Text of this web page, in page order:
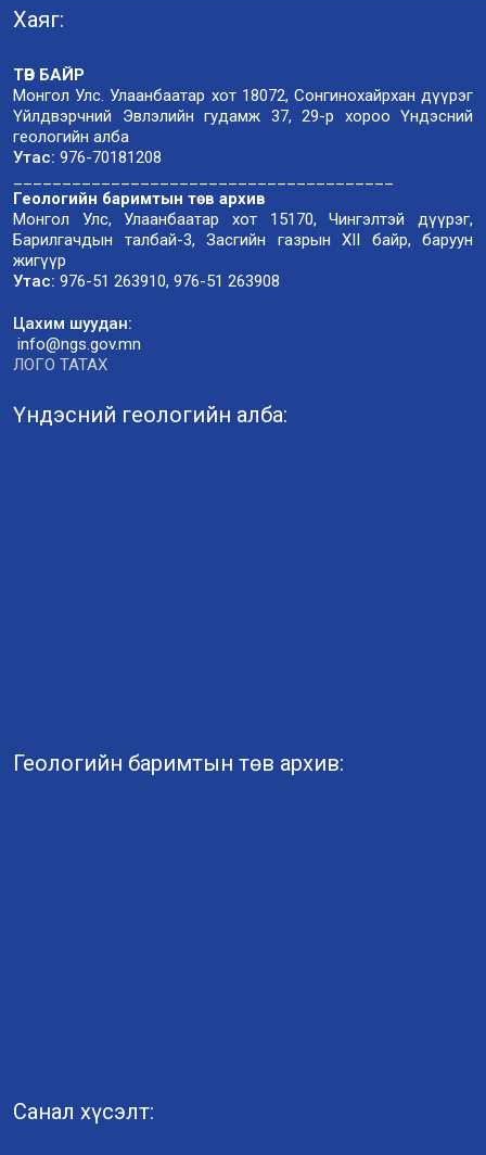
Хаяг:
ТӨВ БАЙР
Монгол Улс. Улаанбаатар хот 18072, Сонгинохайрхан дүүрэг
Үйлдвэрчний Эвлэлийн гудамж 37, 29-р хороо Үндэсний
геологийн алба
Утас: 976-70181208
Геологийн баримтын төв архив
Монгол Улс, Улаанбаатар хот 15170, Чингэлтэй дүүрэг,
Барилгачдын талбай-3, Засгийн газрын XII байр, баруун
жигүүр
Утас: 976-51 263910, 976-51 263908
Цахим шуудан:
info@ngs.gov.mn
ЛОГО ТАТАХ
Үндэсний геологийн алба:
Геологийн баримтын төв архив:
Санал хүсэлт: